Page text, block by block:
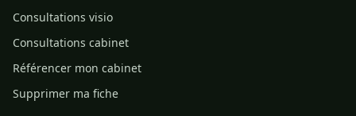
Consultations visio
Consultations cabinet
Référencer mon cabinet
Supprimer ma fiche